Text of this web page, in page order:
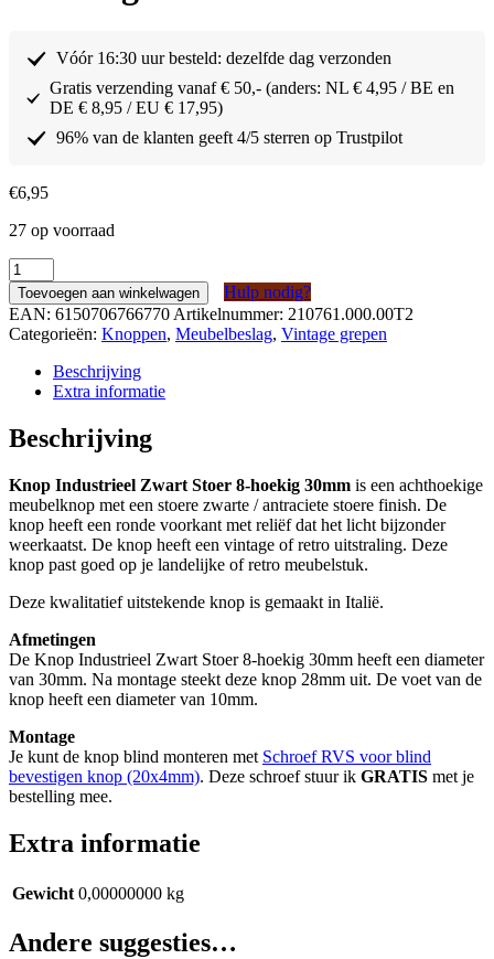
Vóór 16:30 uur besteld: dezelfde dag verzonden
Gratis verzending vanaf € 50,- (anders: NL € 4,95 / BE en
DE € 8,95 / EU € 17,95)
96% van de klanten geeft 4/5 sterren op Trustpilot
€6,95
27 op voorraad
Knop
Industrieel
Zwart
Stoer
8-
hoekig
30mm
Toevoegen aan winkelwagen
Hulp nodig?
EAN: 6150706766770 Artikelnummer: 210761.000.00T2
Categorieën: Knoppen, Meubelbeslag, Vintage grepen
Beschrijving
Extra informatie
Beschrijving
Knop Industrieel Zwart Stoer 8-hoekig 30mm is een achthoekige
meubelknop met een stoere zwarte / antraciete stoere finish. De
knop heeft een ronde voorkant met reliëf dat het licht bijzonder
weerkaatst. De knop heeft een vintage of retro uitstraling. Deze
knop past goed op je landelijke of retro meubelstuk.
Deze kwalitatief uitstekende knop is gemaakt in Italië.
Afmetingen
De Knop Industrieel Zwart Stoer 8-hoekig 30mm heeft een diameter
van 30mm. Na montage steekt deze knop 28mm uit. De voet van de
knop heeft een diameter van 10mm.
Montage
Je kunt de knop blind monteren met Schroef RVS voor blind
bevestigen knop (20x4mm). Deze schroef stuur ik GRATIS met je
bestelling mee.
Extra informatie
Gewicht 0,00000000 kg
Andere suggesties…